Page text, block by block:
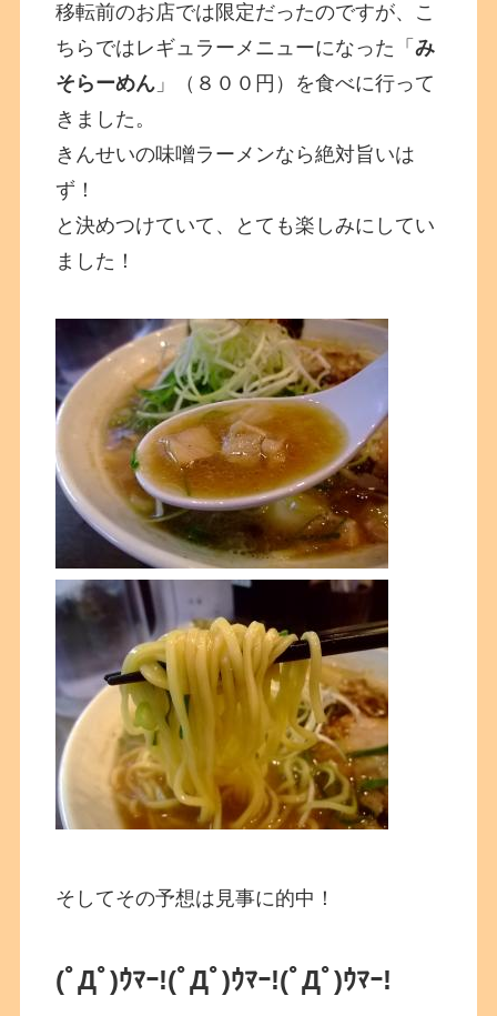
移転前のお店では限定だったのですが、こ
ちらではレギュラーメニューになった「み
そらーめん 」（８００円）を食べに行って
きました。
きんせいの味噌ラーメンなら絶対旨いは
ず！
と決めつけていて、とても楽しみにしてい
ました！
そしてその予想は見事に的中！
(ﾟДﾟ)ｳﾏｰ!(ﾟДﾟ)ｳﾏｰ!(ﾟДﾟ)ｳﾏｰ!